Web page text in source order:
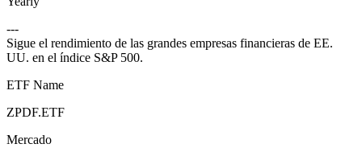
---
Sigue el rendimiento de las grandes empresas financieras de EE.
UU. en el índice S&P 500.
ETF Name
ZPDF.ETF
Mercado